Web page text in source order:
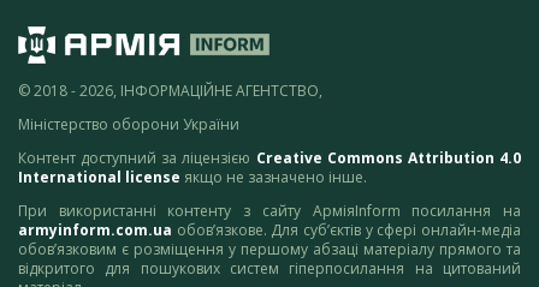
© 2018 - 2026, ІНФОРМАЦІЙНЕ АГЕНТСТВО,
Міністерство оборони України
Контент доступний за ліцензією Creative Commons Attribution 4.0
International license якщо не зазначено інше.
При використанні контенту з сайту АрміяInform посилання на
armyinform.com.ua обов’язкове. Для суб’єктів у сфері онлайн-медіа
обов’язковим є розміщення у першому абзаці матеріалу прямого та
відкритого для пошукових систем гіперпосилання на цитований